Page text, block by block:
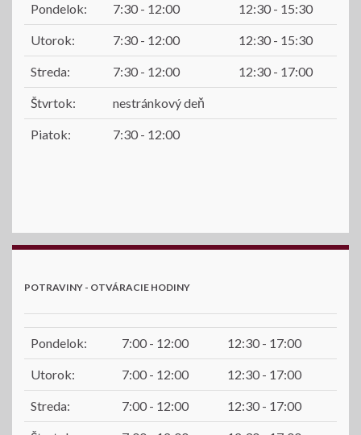
Pondelok: 7:30 - 12:00 12:30 - 15:30
Utorok: 7:30 - 12:00 12:30 - 15:30
Streda: 7:30 - 12:00 12:30 - 17:00
Štvrtok: nestránkový deň
Piatok: 7:30 - 12:00
POTRAVINY - OTVÁRACIE HODINY
Pondelok: 7:00 - 12:00 12:30 - 17:00
Utorok: 7:00 - 12:00 12:30 - 17:00
Streda: 7:00 - 12:00 12:30 - 17:00